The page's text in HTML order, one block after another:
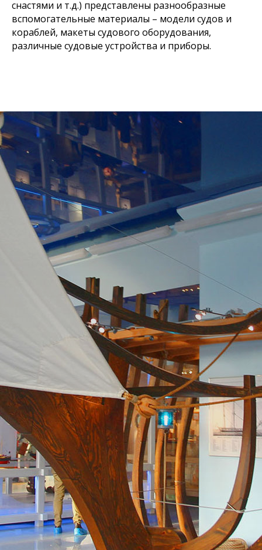
снастями и т.д.) представлены разнообразные
вспомогательные материалы – модели судов и
кораблей, макеты судового оборудования,
различные судовые устройства и приборы.